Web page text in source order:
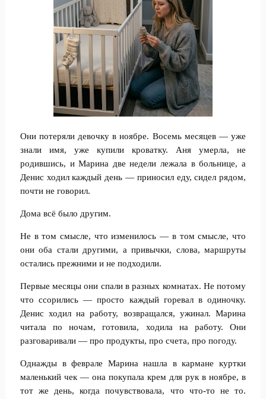
Они потеряли девочку в ноябре. Восемь месяцев — уже
знали имя, уже купили кроватку. Аня умерла, не
родившись, и Марина две недели лежала в больнице, а
Денис ходил каждый день — приносил еду, сидел рядом,
почти не говорил.
Дома всё было другим.
Не в том смысле, что изменилось — в том смысле, что
они оба стали другими, а привычки, слова, маршруты
остались прежними и не подходили.
Первые месяцы они спали в разных комнатах. Не потому
что ссорились — просто каждый горевал в одиночку.
Денис ходил на работу, возвращался, ужинал. Марина
читала по ночам, готовила, ходила на работу. Они
разговаривали — про продукты, про счета, про погоду.
Однажды в феврале Марина нашла в кармане куртки
маленький чек — она покупала крем для рук в ноябре, в
тот же день, когда почувствовала, что что-то не то.